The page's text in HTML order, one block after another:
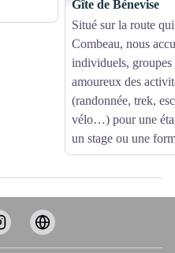
Gîte de Bénevise
Situé sur la route
Combeau, nous
individuels, groupes
amoureux des
(randonnée, trek,
vélo…) pour une
un stage ou une